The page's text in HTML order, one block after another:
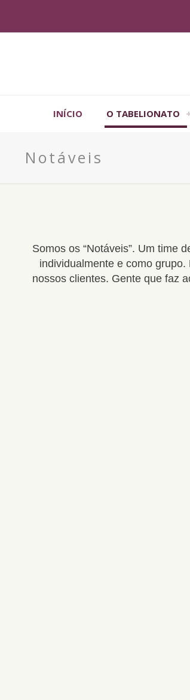
INÍCIO O TABELIONATO
Notáveis
Somos os “Notáveis”. Um time
individualmente e como
nossos clientes. Gente que faz